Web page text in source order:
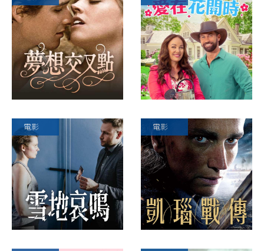
電影 電影